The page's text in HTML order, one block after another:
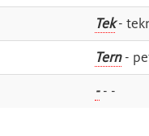
Tek-
Tern-
-- -